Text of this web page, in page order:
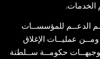
الدعــم للمؤسســات
عمليــات الإغلاق
حكومــة ســلطنة